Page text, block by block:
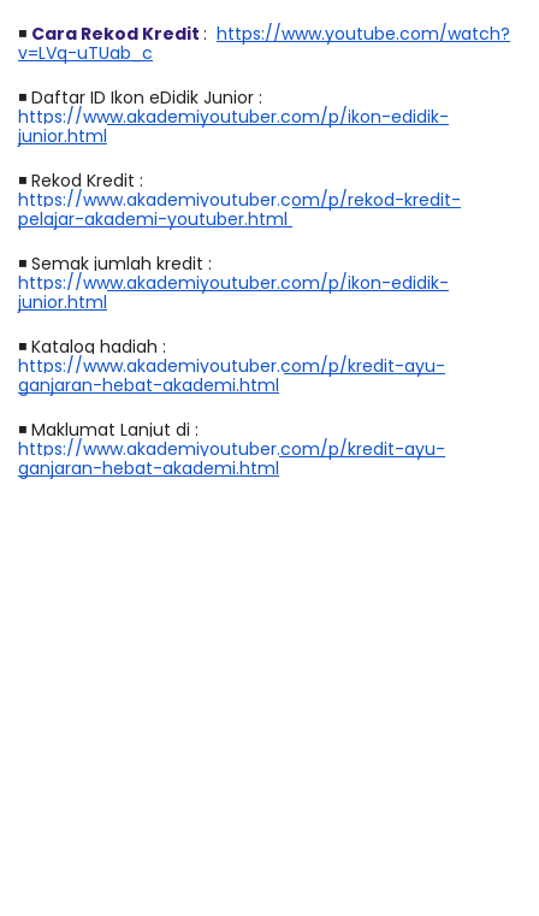
◾ Cara Rekod Kredit : https://www.youtube.com/watch?
v=LVq-uTUab_c
◾ Daftar ID Ikon eDidik Junior :
https://www.akademiyoutuber.com/p/ikon-edidik-
junior.html
◾ Rekod Kredit :
https://www.akademiyoutuber.com/p/rekod-kredit-
pelajar-akademi-youtuber.html
◾ Semak jumlah kredit :
https://www.akademiyoutuber.com/p/ikon-edidik-
junior.html
◾ Katalog hadiah :
https://www.akademiyoutuber.com/p/kredit-ayu-
ganjaran-hebat-akademi.html
◾ Maklumat Lanjut di :
https://www.akademiyoutuber.com/p/kredit-ayu-
ganjaran-hebat-akademi.html